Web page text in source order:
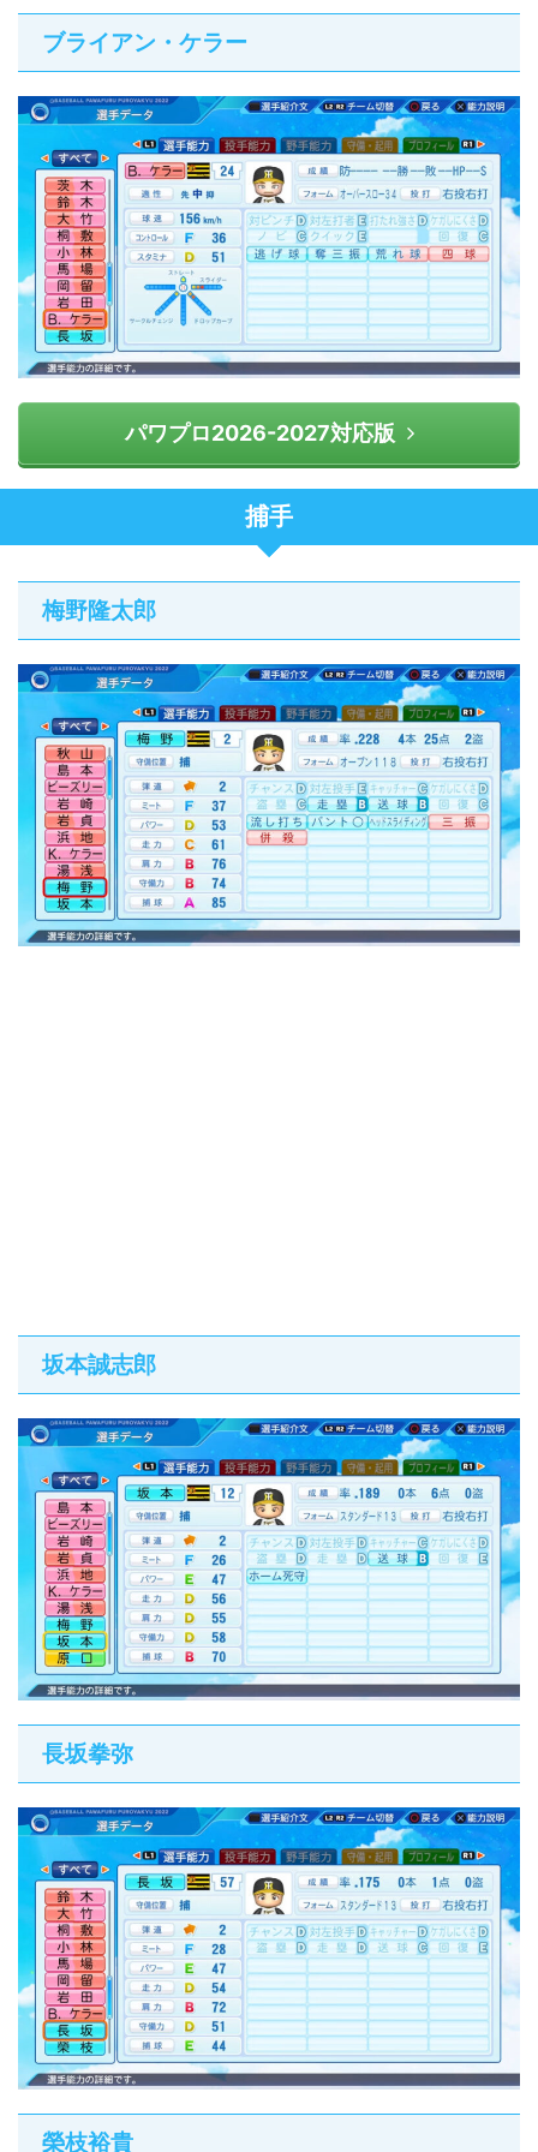
ブライアン・ケラー
パワプロ2026-2027対応版
捕手
梅野隆太郎
坂本誠志郎
長坂拳弥
榮枝裕貴